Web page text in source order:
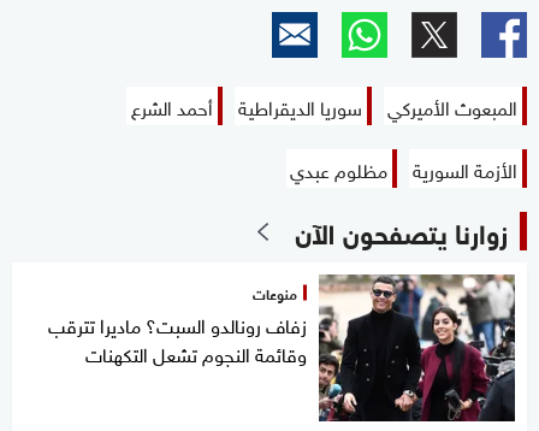
المبعوث الأميركي سوريا الديقراطية
أحمد الشرع
الأزمة السورية
مظلوم عبدي
زوارنا يتصفحون الآن
منوعات
زفاف رونالدو السبت؟ ماديرا تترقب
وقائمة النجوم تشعل التكهنات